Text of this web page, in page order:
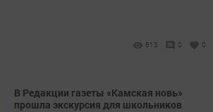
613 0 0
В Редакции газеты «Камская новь»
прошла экскурсия для школьников